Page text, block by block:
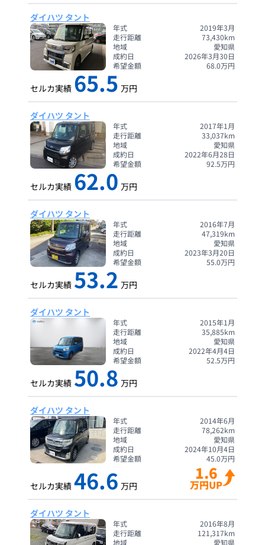
ダイハツ タント
年式
2019年3月
走行距離
73,430km
地域
愛知県
成約日
2026年3月30日
希望金額
68.0万円
セルカ実績 65.5 万円
ダイハツ タント
年式
2017年1月
走行距離
33,037km
地域
愛知県
成約日
2022年6月28日
希望金額
92.5万円
セルカ実績 62.0 万円
ダイハツ タント
年式
2016年7月
走行距離
47,319km
地域
愛知県
成約日
2023年3月20日
希望金額
55.0万円
セルカ実績 53.2 万円
ダイハツ タント
年式
2015年1月
走行距離
35,885km
地域
愛知県
成約日
2022年4月4日
希望金額
52.5万円
セルカ実績 50.8 万円
ダイハツ タント
年式
2014年6月
走行距離
78,262km
地域
愛知県
成約日
2024年10月4日
希望金額
45.0万円
セルカ実績 46.6 万円
1.6
万円UP
ダイハツ タント
年式
2016年8月
走行距離
121,317km
地域
愛知県